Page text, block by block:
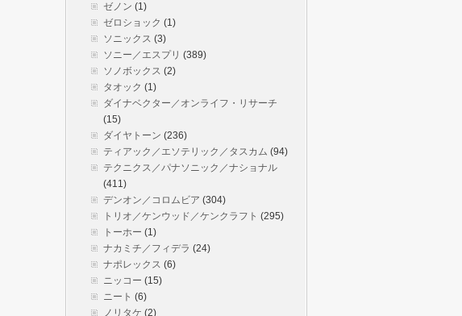
ゼノン (1)
ゼロショック (1)
ソニックス (3)
ソニー／エスプリ (389)
ソノボックス (2)
タオック (1)
ダイナベクター／オンライフ・リサーチ
(15)
ダイヤトーン (236)
ティアック／エソテリック／タスカム (94)
テクニクス／パナソニック／ナショナル
(411)
デンオン／コロムビア (304)
トリオ／ケンウッド／ケンクラフト (295)
トーホー (1)
ナカミチ／フィデラ (24)
ナポレックス (6)
ニッコー (15)
ニート (6)
ノリタケ (2)